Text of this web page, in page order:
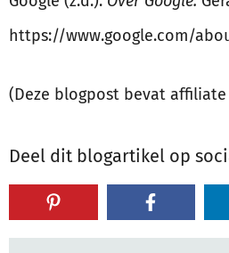
https://www.google.com/
(Deze blogpost bevat
Deel dit blogartikel op